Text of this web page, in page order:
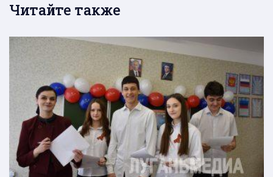
Читайте также